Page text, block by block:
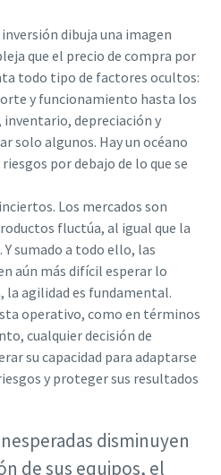
dibuja una imagen
que el precio de compra por
todo tipo de factores ocultos:
y funcionamiento hasta los
depreciación y
solo algunos. Hay un océano
por debajo de lo que se
Los mercados son
fluctúa, al igual que la
sumado a todo ello, las
aún más difícil esperar lo
la agilidad es fundamental.
operativo, como en términos
cualquier decisión de
su capacidad para adaptarse
y proteger sus resultados
disminuyen
de sus equipos, el